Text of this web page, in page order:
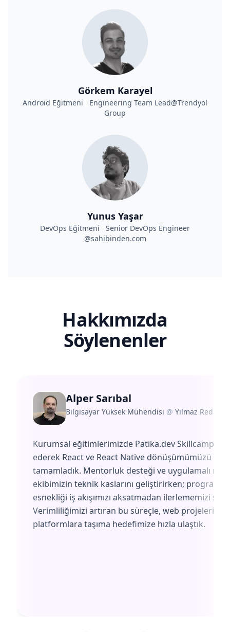
Görkem Karayel
Android Eğitmeni Engineering Team Lead@Trendyol
Group
Yunus Yaşar
DevOps Eğitmeni Senior DevOps Engineer
@sahibinden.com
Hakkımızda
Söylenenler
Alper Sarıbal
Bilgisayar Yüksek Mühendisi @ Yılmaz
Kurumsal eğitimlerimizde Patika.dev Skillcamp'i
ederek React ve React Native dönüşümümüzü
tamamladık. Mentorluk desteği ve uygulamalı
ekibimizin teknik kaslarını geliştirirken; programın
esnekliği iş akışımızı aksatmadan ilerlememizi
Verimliliğimizi artıran bu süreçle, web
platformlara taşıma hedefimize hızla ulaştık.